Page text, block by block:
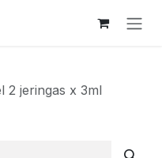
2 jeringas x 3ml